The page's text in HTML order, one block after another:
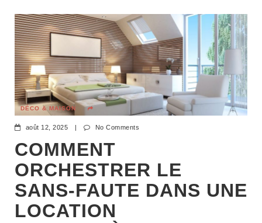
DÉCO & MAISON
août 12, 2025 | No Comments
COMMENT
ORCHESTRER LE
SANS-FAUTE DANS UNE
LOCATION